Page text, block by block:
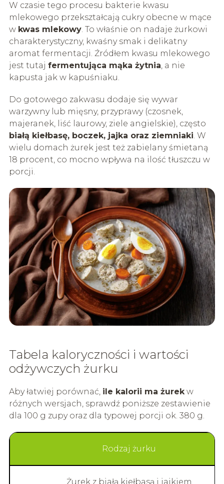
W czasie tego procesu bakterie kwasu
mlekowego przekształcają cukry obecne w mące
w kwas mlekowy. To właśnie on nadaje żurkowi
charakterystyczny, kwaśny smak i delikatny
aromat fermentacji. Źródłem kwasu mlekowego
jest tutaj fermentująca mąka żytnia, a nie
kapusta jak w kapuśniaku.
Do gotowego zakwasu dodaje się wywar
warzywny lub mięsny, przyprawy (czosnek,
majeranek, liść laurowy, ziele angielskie), często
białą kiełbasę, boczek, jajka oraz ziemniaki. W
wielu domach żurek jest też zabielany śmietaną
18 procent, co mocno wpływa na ilość tłuszczu w
porcji.
Tabela kaloryczności i wartości
odżywczych żurku
Aby łatwiej porównać, ile kalorii ma żurekw
różnych wersjach, sprawdź poniższe zestawienie
dla 100 g zupy oraz dla typowej porcji ok. 380 g.
Rodzaj żurku
Żurek z białą kiełbasą i jajkiem